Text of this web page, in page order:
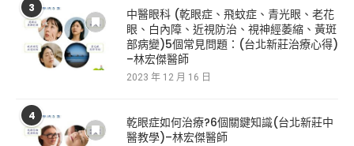
3
中醫眼科 (乾眼症、飛蚊症、青光眼、老花
眼、白內障、近視防治、視神經萎縮、黃斑
部病變)5個常見問題：(台北新莊治療心得)
–林宏傑醫師
2023 年 12 月 16 日
4
乾眼症如何治療?6個關鍵知識(台北新莊中
醫教學)–林宏傑醫師